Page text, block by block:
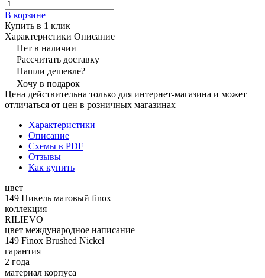
В корзине
Купить в 1 клик
Характеристики Описание
Нет в наличии
Рассчитать доставку
Нашли дешевле?
Хочу в подарок
Цена действительна только для интернет-магазина и может
отличаться от цен в розничных магазинах
Характеристики
Описание
Схемы в PDF
Отзывы
Как купить
цвет
149 Никель матовый finox
коллекция
RILIEVO
цвет международное написание
149 Finox Brushed Nickel
гарантия
2 года
материал корпуса